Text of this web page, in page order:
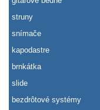
struny
snímače
kapodastre
brnkátka
slide
bezdrôtové systémy